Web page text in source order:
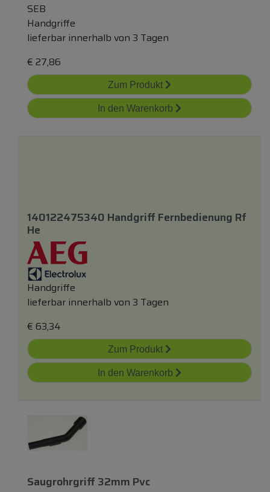
SEB
Handgriffe
lieferbar innerhalb von 3 Tagen
€ 27,86
Zum Produkt
In den Warenkorb
140122475340 Handgriff Fernbedienung Rf
He
Handgriffe
lieferbar innerhalb von 3 Tagen
€ 63,34
Zum Produkt
In den Warenkorb
Saugrohrgriff 32mm Pvc